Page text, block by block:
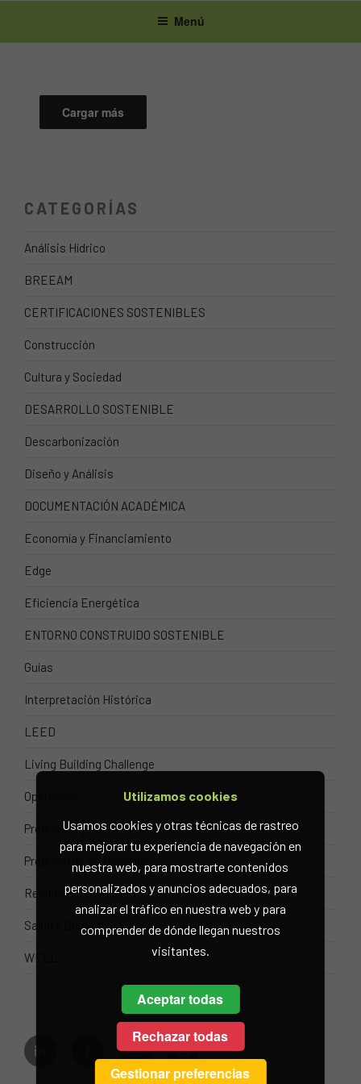
contenido
Menú
Cargar más
CATEGORÍAS
Análisis Hídrico
BREEAM
CERTIFICACIONES SOSTENIBLES
Construcción
Cultura y Sociedad
DESARROLLO SOSTENIBLE
Descarbonización
Diseño y Análisis
DOCUMENTACIÓN ACADÉMICA
Economía y Financiamiento
Edge
Eficiencia Energética
ENTORNO CONSTRUIDO SOSTENIBLE
Guías
Interpretación Histórica
LEED
Living Building Challenge
Operación
Productos y Materiales
Propuestas Sostenibles
Resiliencia Climática
Salud y Bienestar
WELL
linkedin instagrameco
Utilizamos cookies
Usamos cookies y otras técnicas de rastreo
para mejorar tu experiencia de navegación en
nuestra web, para mostrarte contenidos
personalizados y anuncios adecuados, para
analizar el tráfico en nuestra web y para
comprender de dónde llegan nuestros
visitantes.
Aceptar todas
Rechazar todas
Gestionar preferencias